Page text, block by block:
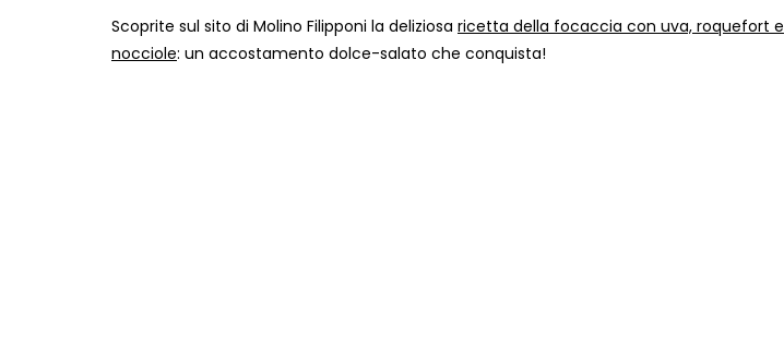
Scoprite sul sito di Molino Filipponi la deliziosa ricetta della focaccia con uva, roquefort e
nocciole: un accostamento dolce-salato che conquista!